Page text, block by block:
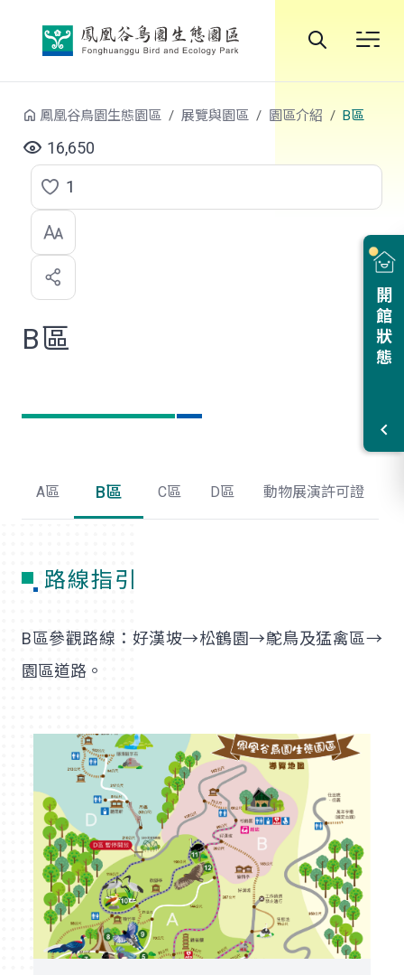
站
尋
開館狀態
鳳凰谷鳥園生態園區 展覽與園區 園區介紹 B區
16,650
點
選
喜
歡
1
B區
A區 B區 C區 D區 動物展演許可證
路線指引
B區參觀路線：好漢坡→松鶴園→鴕鳥及猛禽區→
園區道路。